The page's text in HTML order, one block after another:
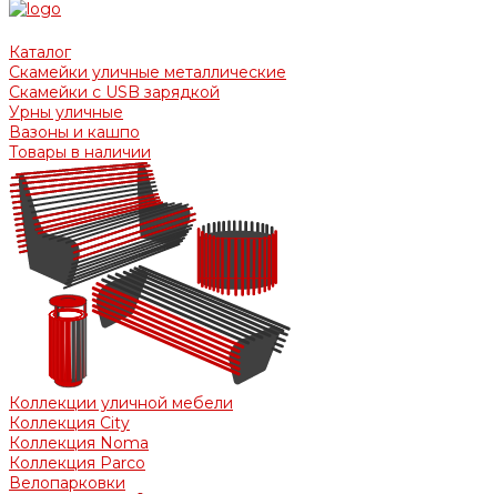
Каталог
Скамейки уличные металлические
Скамейки с USB зарядкой
Урны уличные
Вазоны и кашпо
Товары в наличии
Коллекции уличной мебели
Коллекция City
Коллекция Noma
Коллекция Parco
Велопарковки